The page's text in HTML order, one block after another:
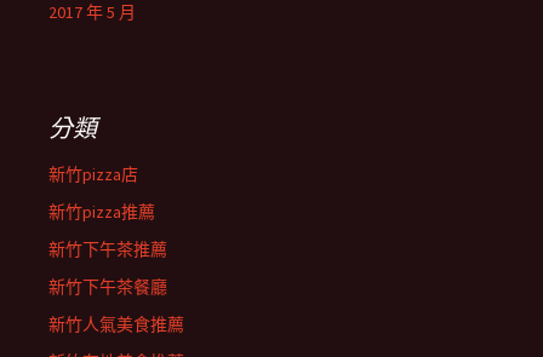
2017 年 5 月
分類
新竹pizza店
新竹pizza推薦
新竹下午茶推薦
新竹下午茶餐廳
新竹人氣美食推薦